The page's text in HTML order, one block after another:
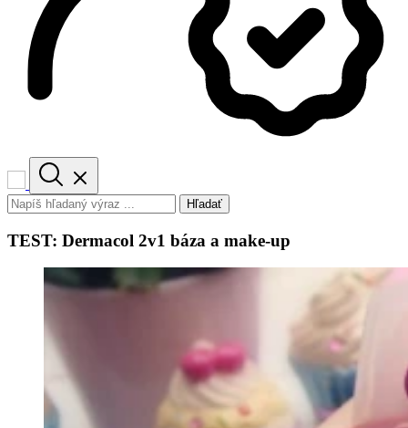
Hľadať
TEST: Dermacol 2v1 báza a make-up